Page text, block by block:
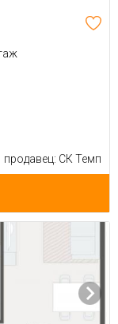
продавец: СК Темп